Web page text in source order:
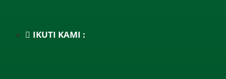
IKUTI KAMI :